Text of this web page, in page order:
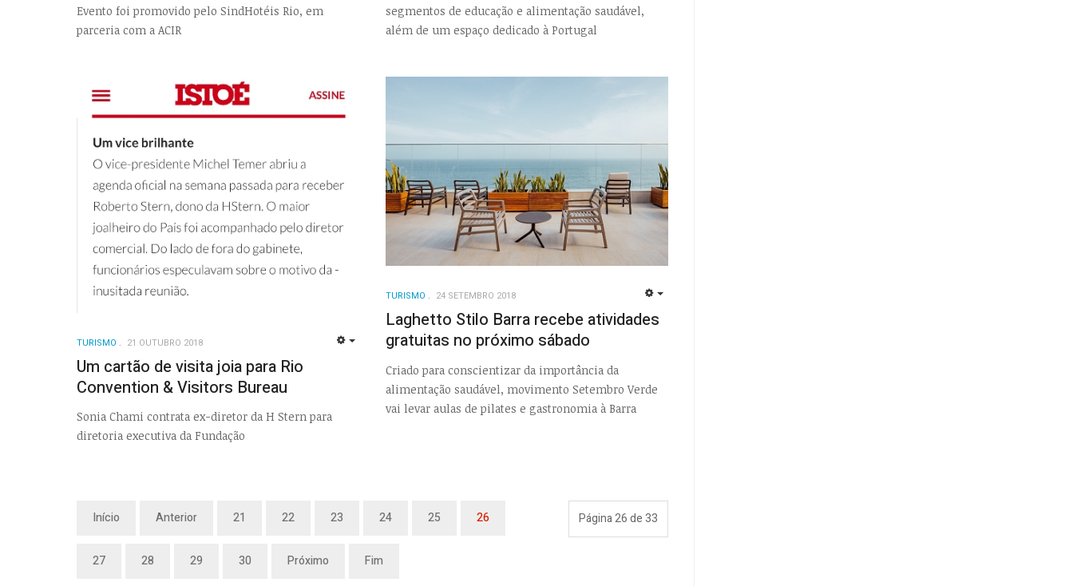
Evento foi promovido pelo SindHotéis Rio, em
parceria com a ACIR
segmentos de educação e alimentação saudável,
além de um espaço dedicado à Portugal
TURISMO 21 OUTUBRO 2018
Um cartão de visita joia para Rio
Convention & Visitors Bureau
Sonia Chami contrata ex-diretor da H Stern para
diretoria executiva da Fundação
TURISMO 24 SETEMBRO 2018
Laghetto Stilo Barra recebe atividades
gratuitas no próximo sábado
Criado para conscientizar da importância da
alimentação saudável, movimento Setembro Verde
vai levar aulas de pilates e gastronomia à Barra
Página 26 de 33
Início Anterior 21 22 23 24 25 26
27 28 29 30 Próximo Fim